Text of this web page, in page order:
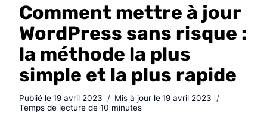
Comment mettre à jour
WordPress sans risque :
la méthode la plus
simple et la plus rapide
Publié le19 avril 2023 Mis à jour le 19 avril 2023
Temps de lecture de 10 minutes